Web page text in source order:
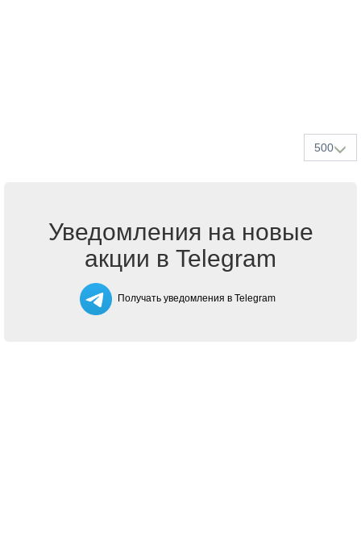
500
Уведомления на новые
акции в Telegram
Получать уведомления в Telegram